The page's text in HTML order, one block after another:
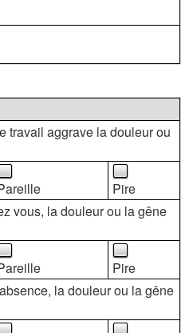
travail aggrave la douleur ou
Pire
vous, la douleur ou la gêne
Pire
la douleur ou la gêne